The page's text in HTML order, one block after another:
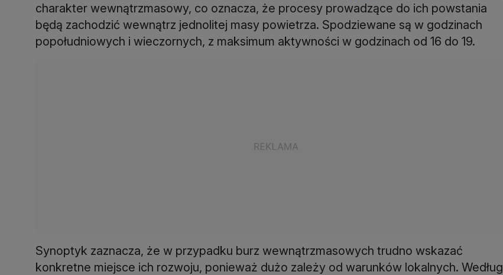
charakter wewnątrzmasowy, co oznacza, że procesy prowadzące do ich powstania
będą zachodzić wewnątrz jednolitej masy powietrza. Spodziewane są w godzinach
popołudniowych i wieczornych, z maksimum aktywności w godzinach od 16 do 19.
Synoptyk zaznacza, że w przypadku burz wewnątrzmasowych trudno wskazać
konkretne miejsce ich rozwoju, ponieważ dużo zależy od warunków lokalnych. Według